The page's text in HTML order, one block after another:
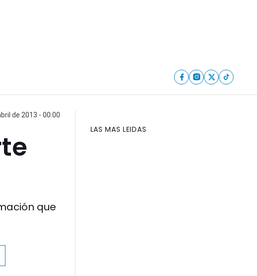
de 2013 - 00:00
que
LAS MAS LEIDAS